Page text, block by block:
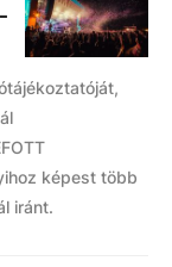
képest több
iránt.